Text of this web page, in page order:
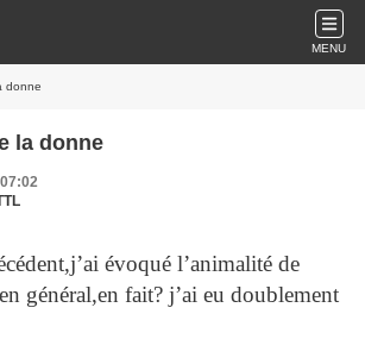
MENU
donne
la donne
évoqué l’animalité de
général,en fait? j’ai eu doublement